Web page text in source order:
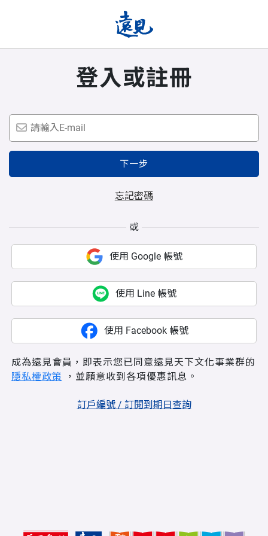
登入或註冊
下一步
忘記密碼
或
使用 Google 帳號
使用 Line 帳號
使用 Facebook 帳號
成為遠見會員，即表示您已同意遠見天下文化事業群的
隱私權政策 ，並願意收到各項優惠訊息。
訂戶編號 / 訂閱到期日查詢